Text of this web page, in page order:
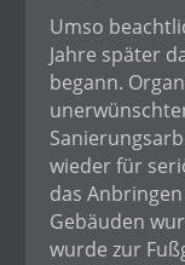
Umso
Jahre später
begann.
wieder für
das
Gebäuden
wurde zur